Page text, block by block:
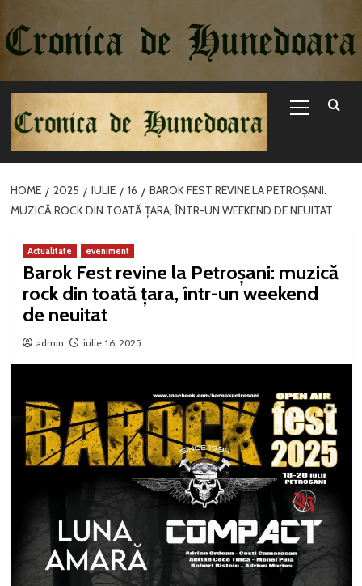
la
conținut
Menu
HOME 2025 IULIE 16
BAROK FEST REVINE LA PETROȘANI:
MUZICĂ ROCK DIN TOATĂ ȚARA, ÎNTR-UN WEEKEND DE NEUITAT
Actualitate eveniment
Barok Fest revine la Petroșani: muzică
rock din toată țara, într-un weekend
de neuitat
admin iulie 16, 2025